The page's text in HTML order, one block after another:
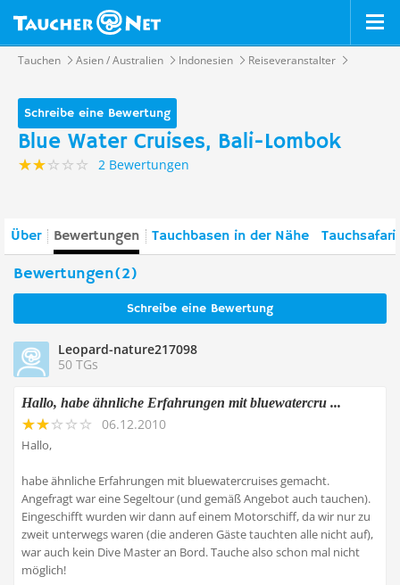
Tauchen Asien / Australien Indonesien Reiseveranstalter
Schreibe eine Bewertung
Blue Water Cruises, Bali-Lombok
2 Bewertungen
Über Bewertungen Tauchbasen in der Nähe
Bewertungen(2)
Schreibe eine Bewertung
Leopard-nature217098
50 TGs
Hallo, habe ähnliche Erfahrungen mit bluewatercru ...
06.12.2010
Hallo,
habe ähnliche Erfahrungen mit bluewatercruises gemacht.
Angefragt war eine Segeltour (und gemäß Angebot auch tauchen).
Eingeschifft wurden wir dann auf einem Motorschiff, da wir nur zu
zweit unterwegs waren (die anderen Gäste tauchten alle nicht auf),
war auch kein Dive Master an Bord. Tauche also schon mal nicht
möglich!